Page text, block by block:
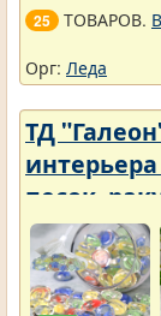
25 ТОВАРОВ.
Орг: Леда
ТД
песок,